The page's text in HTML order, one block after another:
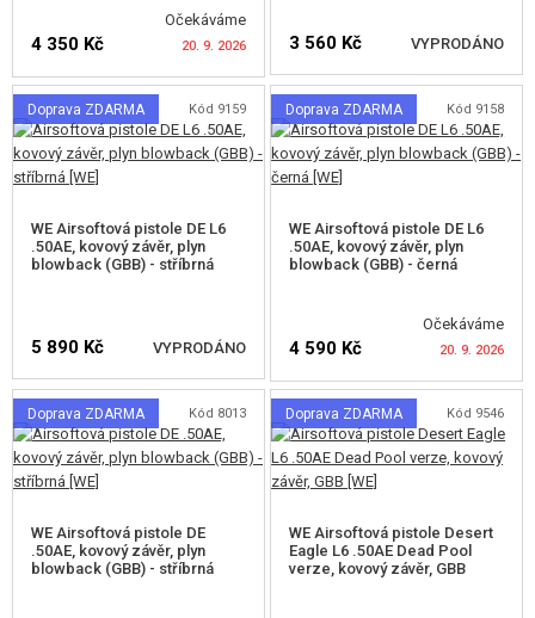
AIRSOFT PUŠKY A SAMOPALY
AIRSOFT BROKOVNICE
AIRSOFT SNIPER PUŠKY
AIRSOFT KULOMETY
STARTOVACÍ SETY
VZDUCHOVÉ ZBRANĚ, PRAKY
KULIČKY, PLYN
AKUMULÁTORY, NABÍJEČKY
ZÁSOBNÍKY, PLNIČKY
BRÝLE, MASKY
Očekáváme
4 350 Kč 20. 9. 2026
HLÍDAT DOSTUPNOST
3 560 Kč VYPRODÁNO
HLÍDAT DOSTUPNOST
Doprava ZDARMA Kód 9159
WE Airsoftová pistole DE L6
.50AE, kovový závěr, plyn
blowback (GBB) - stříbrná
5 890 Kč VYPRODÁNO
HLÍDAT DOSTUPNOST
Doprava ZDARMA Kód 9158
WE Airsoftová pistole DE L6
.50AE, kovový závěr, plyn
blowback (GBB) - černá
Očekáváme
4 590 Kč 20. 9. 2026
HLÍDAT DOSTUPNOST
Doprava ZDARMA Kód 8013
WE Airsoftová pistole DE
.50AE, kovový závěr, plyn
blowback (GBB) - stříbrná
Doprava ZDARMA Kód 9546
WE Airsoftová pistole Desert
Eagle L6 .50AE Dead Pool
verze, kovový závěr, GBB